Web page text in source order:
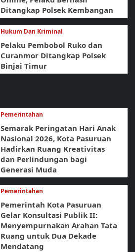
Ditangkap Polsek Kembangan
Hukum Dan Kriminal
Pelaku Pembobol Ruko dan
Curanmor Ditangkap Polsek
Binjai Timur
Pemerintahan
Semarak Peringatan Hari Anak
Nasional 2026, Kota Pasuruan
Hadirkan Ruang Kreativitas
dan Perlindungan bagi
Generasi Muda
Pemerintahan
Pemerintah Kota Pasuruan
Gelar Konsultasi Publik II:
Menyempurnakan Arahan Tata
Ruang untuk Dua Dekade
Mendatang